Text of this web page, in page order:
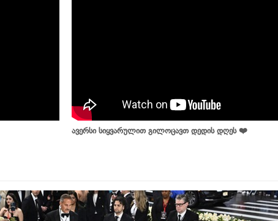
ავერსი სიყვარულით გილოცავთ დედის დღეს ❤️